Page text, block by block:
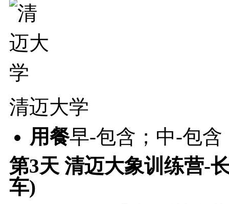
清迈大学
用餐早-包含；中-包
第3天 清迈大象训练营-
车)